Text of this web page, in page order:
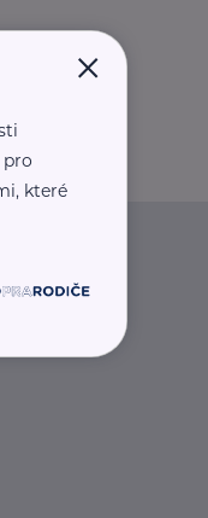
×
pro
které